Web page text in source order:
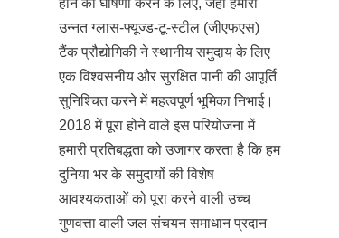
उन्नत ग्लास-फ्यूज्ड-टू-स्टील (जीएफएस)
टैंक प्रौद्योगिकी ने स्थानीय समुदाय के लिए
एक विश्वसनीय और सुरक्षित पानी की आपूर्ति
सुनिश्चित करने में महत्वपूर्ण भूमिका निभाई।
2018 में पूरा होने वाले इस परियोजना में
हमारी प्रतिबद्धता को उजागर करता है कि हम
दुनिया भर के समुदायों की विशेष
आवश्यकताओं को पूरा करने वाली उच्च
गुणवत्ता वाली जल संचयन समाधान प्रदान